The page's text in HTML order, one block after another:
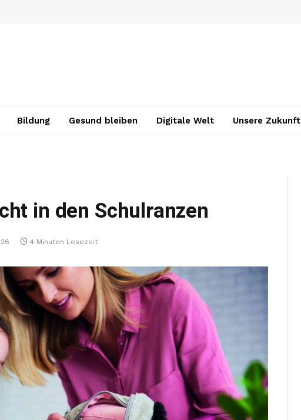
Bildung Gesund bleiben Digitale Welt Unsere Zukunft
in den Schulranzen
4 Minuten Lesezeit